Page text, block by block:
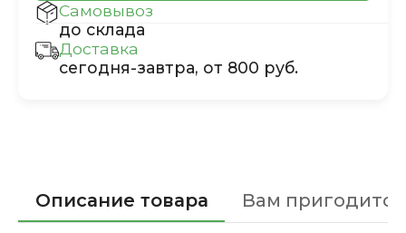
Самовывоз
до склада
Доставка
сегодня-завтра, от 800 руб.
Описание товара Вам пригодится